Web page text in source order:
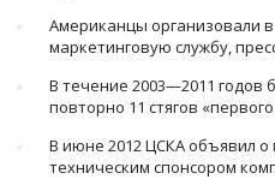
Американцы организовали
маркетинговую службу,
В течение 2003—2011 годов
повторно 11 стягов
В июне 2012 ЦСКА объявил
техническим спонсором